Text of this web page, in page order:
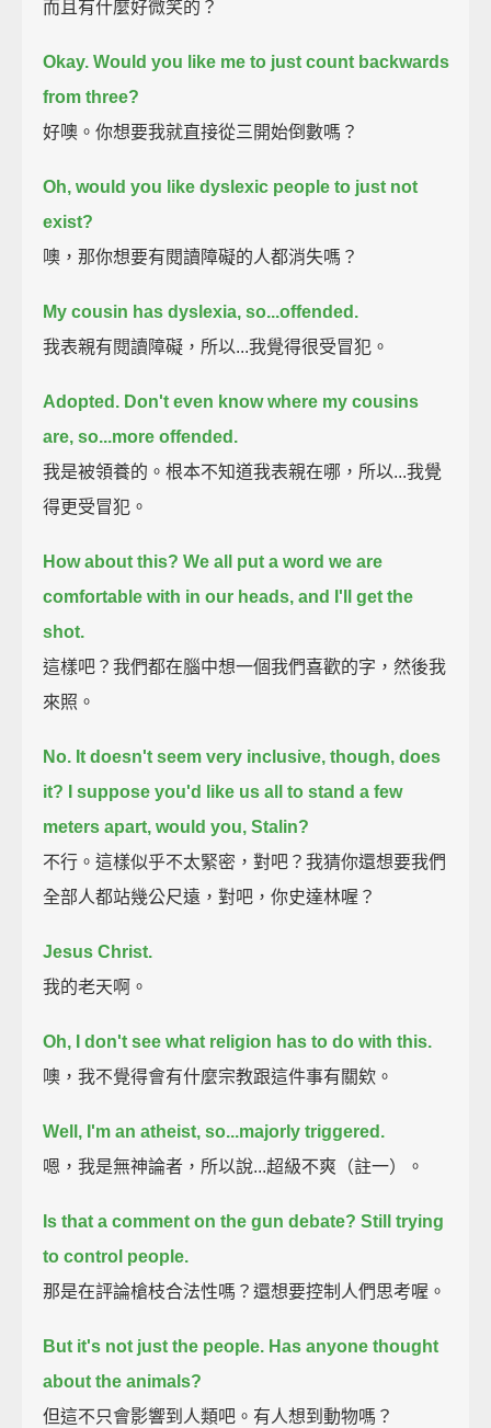
而且有什麼好微笑的？
Okay. Would you like me to just count backwards
from three?
好噢。你想要我就直接從三開始倒數嗎？
Oh, would you like dyslexic people to just not
exist?
噢，那你想要有閱讀障礙的人都消失嗎？
My cousin has dyslexia, so...offended.
我表親有閱讀障礙，所以...我覺得很受冒犯。
Adopted. Don't even know where my cousins
are, so...more offended.
我是被領養的。根本不知道我表親在哪，所以...我覺
得更受冒犯。
How about this? We all put a word we are
comfortable with in our heads, and I'll get the
shot.
這樣吧？我們都在腦中想一個我們喜歡的字，然後我
來照。
No. It doesn't seem very inclusive, though, does
it?
I suppose you'd like us all to stand a few
meters apart, would you, Stalin?
不行。這樣似乎不太緊密，對吧？我猜你還想要我們
全部人都站幾公尺遠，對吧，你史達林喔？
Jesus Christ.
我的老天啊。
Oh, I don't see what religion has to do with this.
噢，我不覺得會有什麼宗教跟這件事有關欸。
Well, I'm an atheist, so...majorly triggered.
嗯，我是無神論者，所以說...超級不爽（註一）。
Is that a comment on the gun debate? Still trying
to control people.
那是在評論槍枝合法性嗎？還想要控制人們思考喔。
But it's not just the people. Has anyone thought
about the animals?
但這不只會影響到人類吧。有人想到動物嗎？